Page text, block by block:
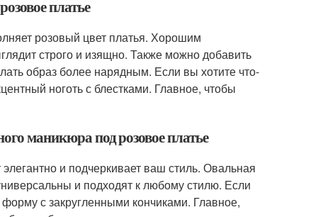
платье
розовый цвет платья. Хорошим
строго и изящно. Также можно добавить
образ более нарядным. Если вы хотите что-
ноготь с блестками. Главное, чтобы
маникюра под розовое платье
и подчеркивает ваш стиль. Овальная
и подходят к любому стилю. Если
с закругленными кончиками. Главное,